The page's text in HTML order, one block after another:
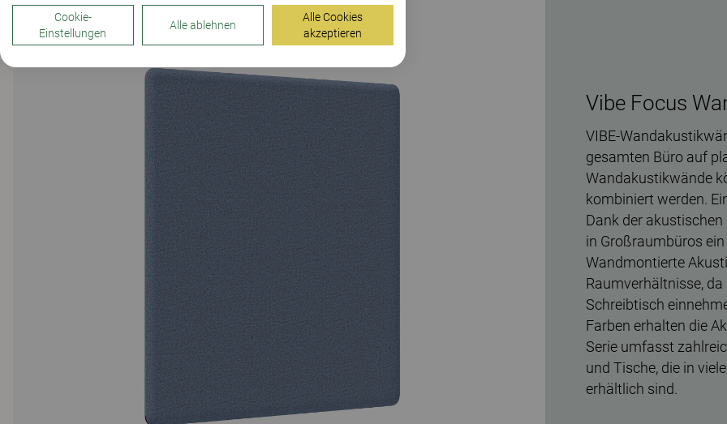
Vibe Focus
VIBE-
gesamten Büro auf
Wandakustikwände
kombiniert werden.
Dank der
in Großraumbüros
Wandmontierte
Raumverhältnisse,
Schreibtisch
Farben erhalten die
Serie umfasst
und Tische, die in
erhältlich sind.
Cookie-
Einstellungen
Alle ablehnen
Alle Cookies
akzeptieren